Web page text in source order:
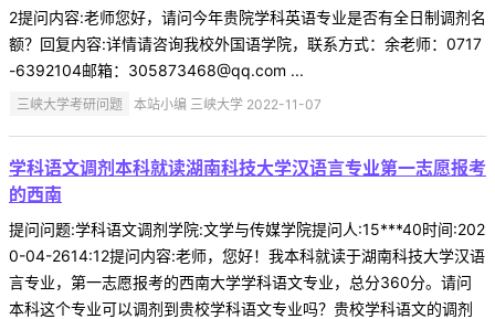
2提问内容:老师您好，请问今年贵院学科英语专业是否有全日制调剂名
额？回复内容:详情请咨询我校外国语学院，联系方式：余老师：0717
-6392104邮箱：305873468@qq.com ...
三峡大学考研问题 本站小编 三峡大学 2022-11-07
学科语文调剂本科就读湖南科技大学汉语言专业第一志愿报考
的西南
提问问题:学科语文调剂学院:文学与传媒学院提问人:15***40时间:202
0-04-2614:12提问内容:老师，您好！我本科就读于湖南科技大学汉语
言专业，第一志愿报考的西南大学学科语文专业，总分360分。请问
本科这个专业可以调剂到贵校学科语文专业吗？贵校学科语文的调剂